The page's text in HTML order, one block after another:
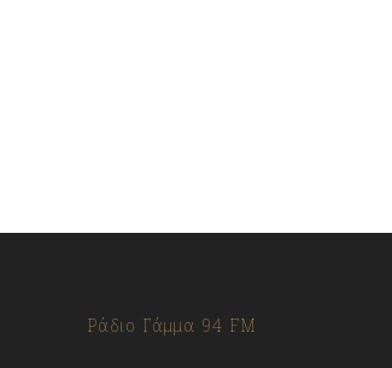
Ράδιο Γάμμα 94 FM